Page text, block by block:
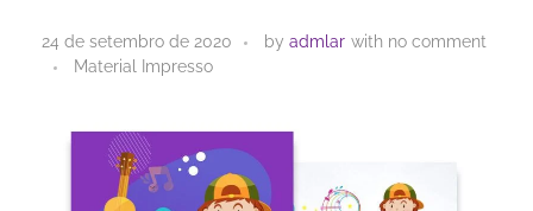
24 de setembro de 2020 by admlar with no comment
Material Impresso